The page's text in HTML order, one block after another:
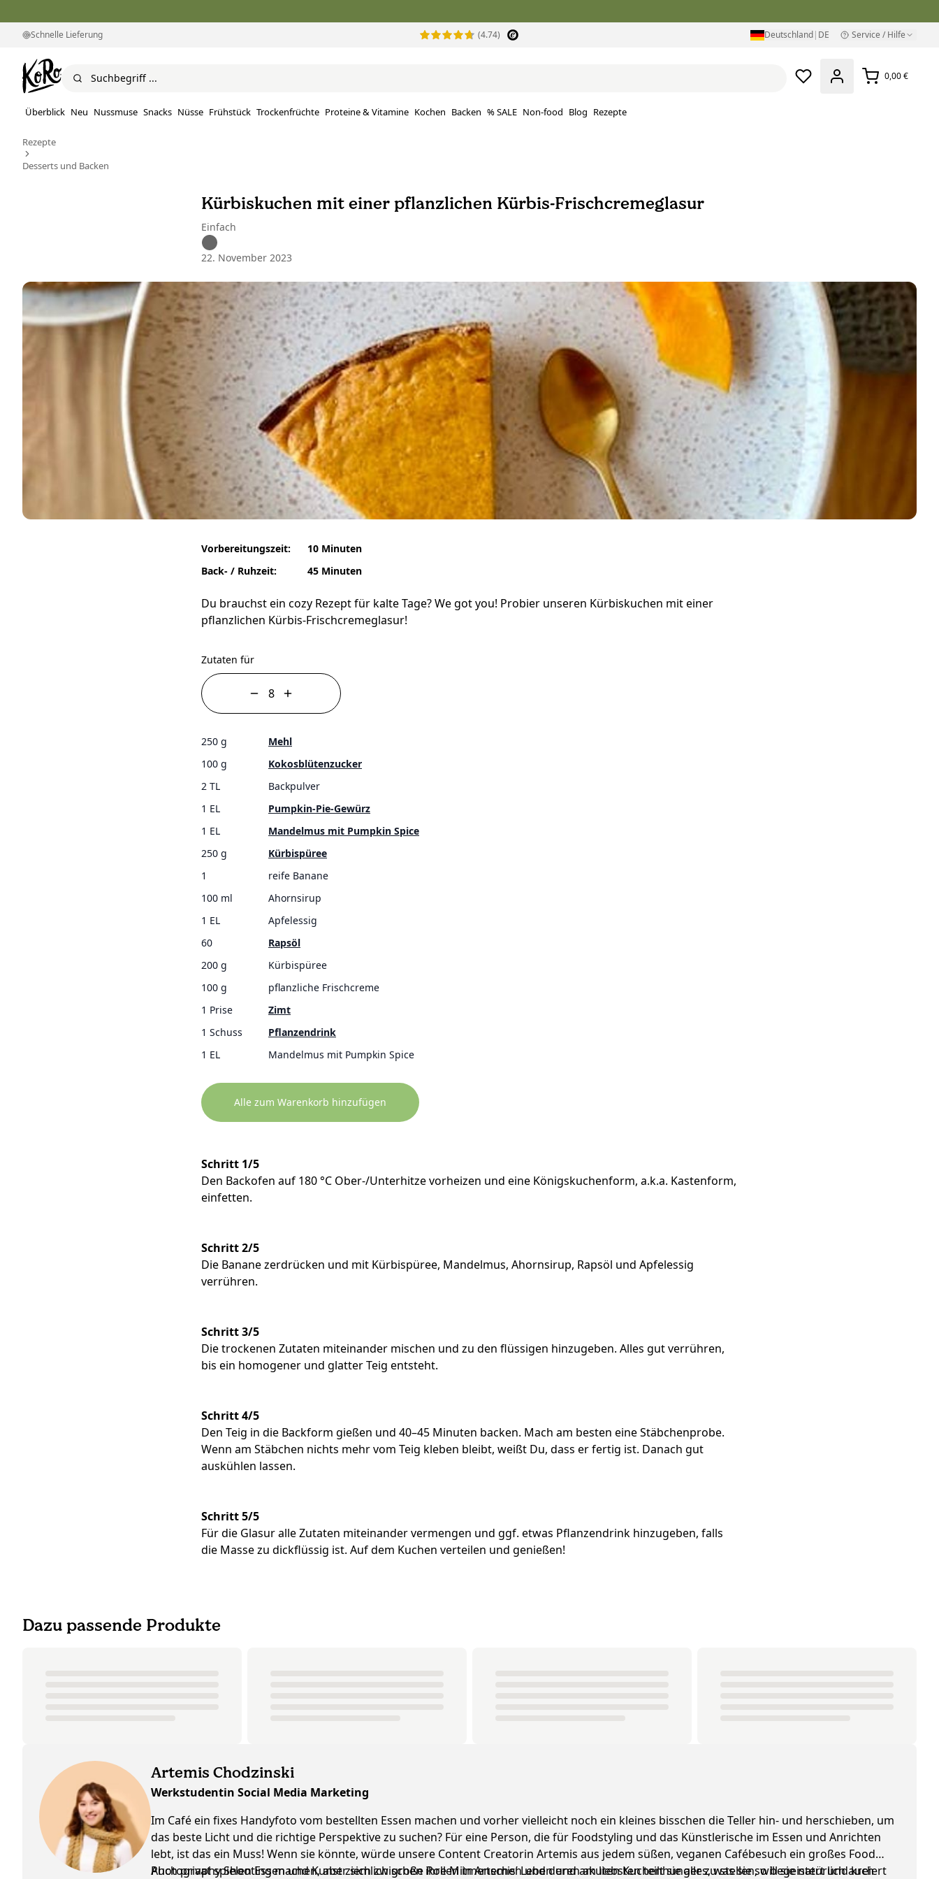
Schnelle Lieferung (4.74) Deutschland| DE Service / Hilfe
0,00 €
Überblick Neu Nussmuse Snacks Nüsse Frühstück Trockenfrüchte Proteine ​​& Vitamine Kochen Backen % SALE Non-food Blog Rezepte
Rezepte
Desserts und Backen
Kürbiskuchen mit einer pflanzlichen Kürbis-Frischcremeglasur
Einfach
22. November 2023
Vorbereitungszeit:
Back- / Ruhzeit:
10 Minuten
45 Minuten
Du brauchst ein cozy Rezept für kalte Tage? We got you! Probier unseren Kürbiskuchen mit einer
pflanzlichen Kürbis-Frischcremeglasur!
Zutaten für
250 g
Mehl
100 g
Kokosblütenzucker
2 TL
Backpulver
1 EL
Pumpkin-Pie-Gewürz
1 EL
Mandelmus mit Pumpkin Spice
250 g
Kürbispüree
1
reife Banane
100 ml
Ahornsirup
1 EL
Apfelessig
60
Rapsöl
200 g
Kürbispüree
100 g
pflanzliche Frischcreme
1 Prise
Zimt
1 Schuss
Pflanzendrink
1 EL
Mandelmus mit Pumpkin Spice
Alle zum Warenkorb hinzufügen
Schritt 1/5
Den Backofen auf 180 °C Ober-/Unterhitze vorheizen und eine Königskuchenform, a.k.a. Kastenform,
einfetten.
Schritt 2/5
Die Banane zerdrücken und mit Kürbispüree, Mandelmus, Ahornsirup, Rapsöl und Apfelessig
verrühren.
Schritt 3/5
Die trockenen Zutaten miteinander mischen und zu den flüssigen hinzugeben. Alles gut verrühren,
bis ein homogener und glatter Teig entsteht.
Schritt 4/5
Den Teig in die Backform gießen und 40–45 Minuten backen. Mach am besten eine Stäbchenprobe.
Wenn am Stäbchen nichts mehr vom Teig kleben bleibt, weißt Du, dass er fertig ist. Danach gut
auskühlen lassen.
Schritt 5/5
Für die Glasur alle Zutaten miteinander vermengen und ggf. etwas Pflanzendrink hinzugeben, falls
die Masse zu dickflüssig ist. Auf dem Kuchen verteilen und genießen!
Dazu passende Produkte
Artemis Chodzinski
Werkstudentin Social Media Marketing
Im Café ein fixes Handyfoto vom bestellten Essen machen und vorher vielleicht noch ein kleines bisschen die Teller hin- und herschieben, um
das beste Licht und die richtige Perspektive zu suchen? Für eine Person, die für Foodstyling und das Künstlerische im Essen und Anrichten
lebt, ist das ein Muss! Wenn sie könnte, würde unsere Content Creatorin Artemis aus jedem süßen, veganen Cafébesuch ein großes Food
Photography Shooting machen, aber sich zwischen ihre Mitmenschen und deren akuten Kuchenhunger zu stellen, will sie natürlich auch
Auch privat spielen Essen und Kunst ziemlich große Rollen in Artemis’ Leben und am liebsten teilt sie alles, was sie so begeistert und kreiert